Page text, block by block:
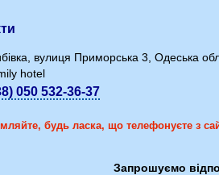
вулиця Приморська 3, Одеська
hotel
050 532-36-37
будь ласка, що телефонуєте з
Запрошуємо